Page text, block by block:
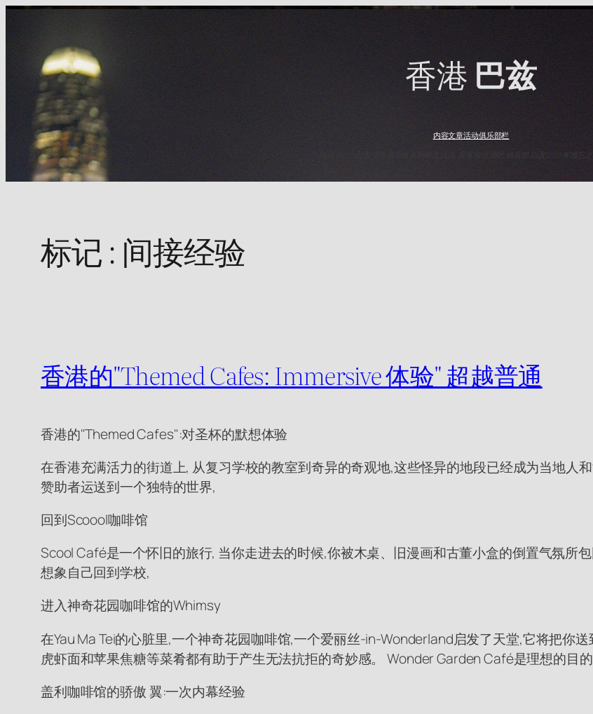
Skip
香港 巴兹
内容文章活动俱乐部栏
与HK Baz一起发现香港最出名的夜生活点. 探索最佳酒吧,俱乐部,以及2025年难忘之
标记 : 间接经验
香港的"Themed Cafes: Immersive 体验" 超越普通
香港的"Themed Cafes":对圣杯的默想体验
在香港充满活力的街道上, 从复习学校的教室到奇异的奇观地,这些怪异的地段已经成为当地人
赞助者运送到一个独特的世界,
回到Scoool咖啡馆
Scool Café是一个怀旧的旅行, 当你走进去的时候,你被木桌、旧漫画和古董小盒的倒置气氛所
想象自己回到学校,
进入神奇花园咖啡馆的Whimsy
在Yau Ma Tei的心脏里,一个神奇花园咖啡馆,一个爱丽丝-in-Wonderland启发了天堂,它将把你
虎虾面和苹果焦糖等菜肴都有助于产生无法抗拒的奇妙感。 Wonder Garden Café是理想的目
盖利咖啡馆的骄傲 翼:一次内幕经验